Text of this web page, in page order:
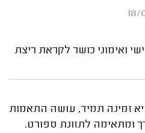
ואימוני כושר לקראת ריצת
זמינה תמיד, עושה התאמות
ומתאימה לתזונת ספורט.